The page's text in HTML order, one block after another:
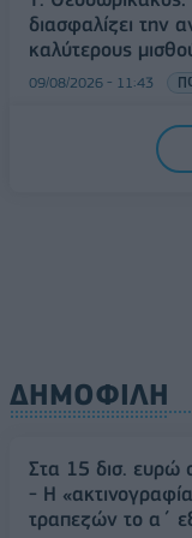
διασφαλίζει την
καλύτερους
09/08/2026 - 11:43
Υπ. Μεταφορών:
πινακίδων
ΔΗΜΟΦΙΛΗ
Στα 15 δισ. ευρώ
- Η
τραπεζών το α΄